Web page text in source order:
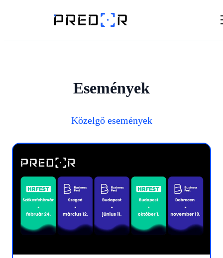
Videók
Dokumentumtár
Események
Közelgő események